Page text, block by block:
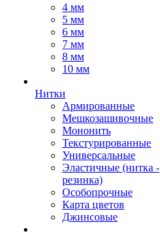
4 мм
5 мм
6 мм
7 мм
8 мм
10 мм
Нитки
Армированные
Мешкозашивочные
Мононить
Текстурированные
Универсальные
Эластичные (нитка -
резинка)
Особопрочные
Карта цветов
Джинсовые